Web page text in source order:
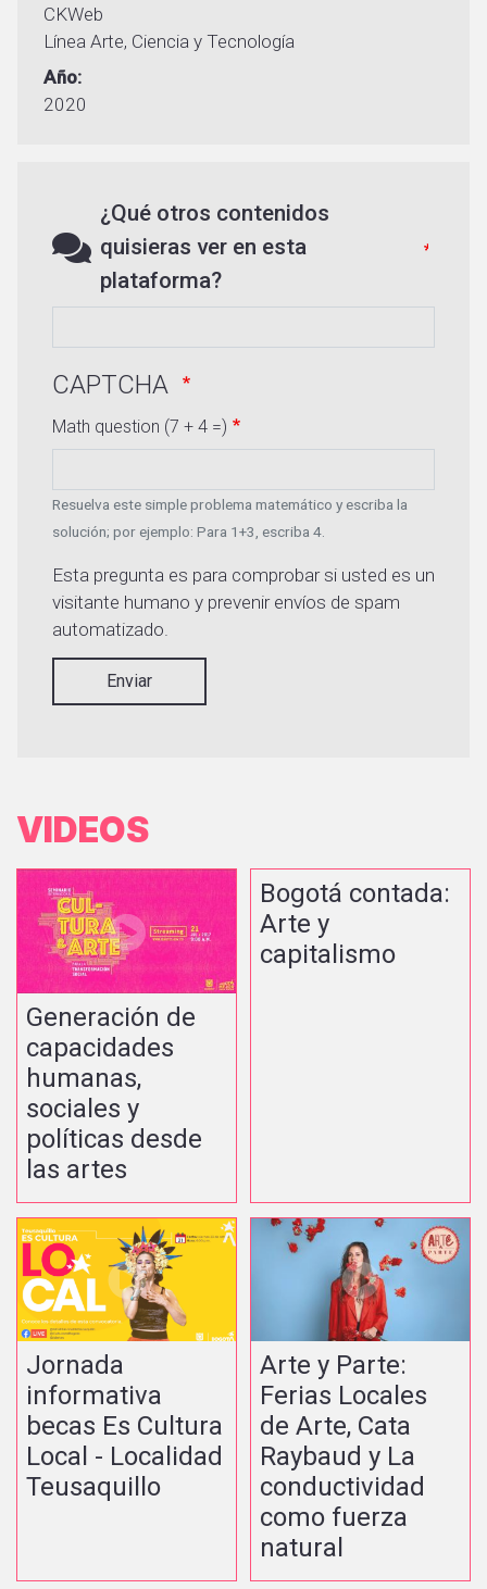
CKWeb
Línea Arte, Ciencia y Tecnología
Año
2020
¿Qué otros contenidos
quisieras ver en esta
plataforma?
CAPTCHA
Math question (7 + 4 =)
Resuelva este simple problema matemático y escriba la
solución; por ejemplo: Para 1+3, escriba 4.
Esta pregunta es para comprobar si usted es un
visitante humano y prevenir envíos de spam
automatizado.
Enviar
VIDEOS
Generación de
capacidades
humanas,
sociales y
políticas desde
las artes
Bogotá contada:
Arte y
capitalismo
Jornada
informativa
becas Es Cultura
Local - Localidad
Teusaquillo
Arte y Parte:
Ferias Locales
de Arte, Cata
Raybaud y La
conductividad
como fuerza
natural